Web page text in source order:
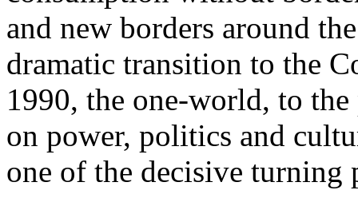
and new borders around
dramatic transition to the
1990, the one-world, to the
on power, politics and
one of the decisive turning